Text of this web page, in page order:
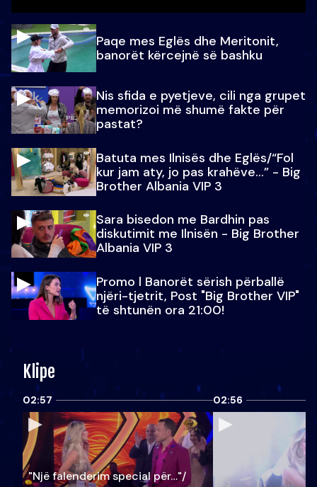
Paqe mes Eglës dhe Meritonit,
banorët kërcejnë së bashku
Nis sfida e pyetjeve, cili nga grupet
memorizoi më shumë fakte për
pastat?
Batuta mes Ilnisës dhe Eglës/“Fol
kur jam aty, jo pas krahëve…” - Big
Brother Albania VIP 3
Sara bisedon me Bardhin pas
diskutimit me Ilnisën - Big Brother
Albania VIP 3
Promo l Banorët sërish përballë
njëri-tjetrit, Post "Big Brother VIP"
të shtunën ora 21:00!
Klipe
02:57
"Një falenderim special për…"/
02:56